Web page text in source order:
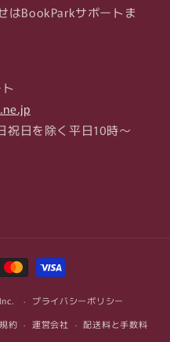
はBookParkサポートま
祝日を除く平日10時～
プライバシーポリシー
約 運営会社
配送料と手数料